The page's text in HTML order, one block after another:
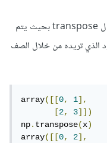
يمكنك أيضاً بالإضافة للحل السابق استخدام ال transpose بحيث يتم
الذي تريده من خلال الصف
array([[0, 1],
[2, 3]])
np.transpose(x)
array([[0, 2],